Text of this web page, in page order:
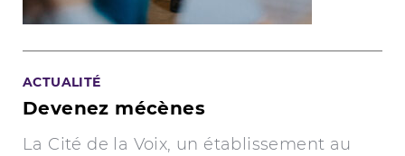
ACTUALITÉ
Devenez mécènes
La Cité de la Voix, un établissement au